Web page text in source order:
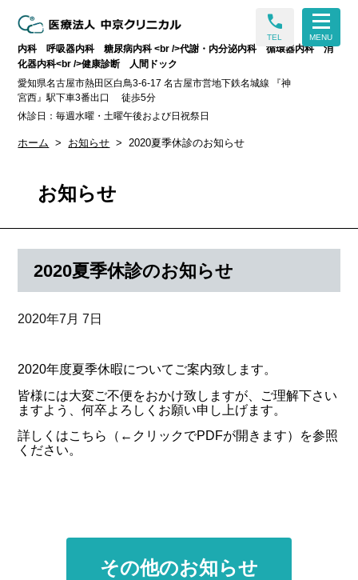
内科 呼吸器内科 糖尿病内科 <br />代謝・内分泌内科 循環器内科 消
化器内科<br />健康診断 人間ドック
call
TEL MENU
愛知県名古屋市熱田区白鳥3-6-17 名古屋市営地下鉄名城線 『神
宮西』駅下車3番出口 徒歩5分
休診日：毎週水曜・土曜午後および日祝祭日
ホーム お知らせ 2020夏季休診のお知らせ
お知らせ
2020夏季休診のお知らせ
2020年7月 7日
2020年度夏季休暇についてご案内致します。
皆様には大変ご不便をおかけ致しますが、ご理解下さい
ますよう、何卒よろしくお願い申し上げます。
詳しくはこちら
（←クリックでPDFが開きます）を参照
ください。
その他のお知らせ